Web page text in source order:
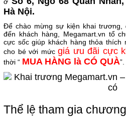
Hà Nội.
Để chào mừng sự kiện khai
đến khách hàng, Megamart.vn tổ
cực sốc giúp khách hàng thỏa thích
cho bé với mức giá ưu đãi cực
thời “ MUA HÀNG là CÓ QUÀ”.
Thể lệ tham gia